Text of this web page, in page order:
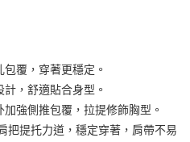
永豐商業銀行
星展（台灣）商業銀行
中國信託商業銀行
覆，穿著更穩定。
，舒適貼合身型。
強側推包覆，拉提修飾胸型。
把提托力道，穩定穿著，肩帶不易